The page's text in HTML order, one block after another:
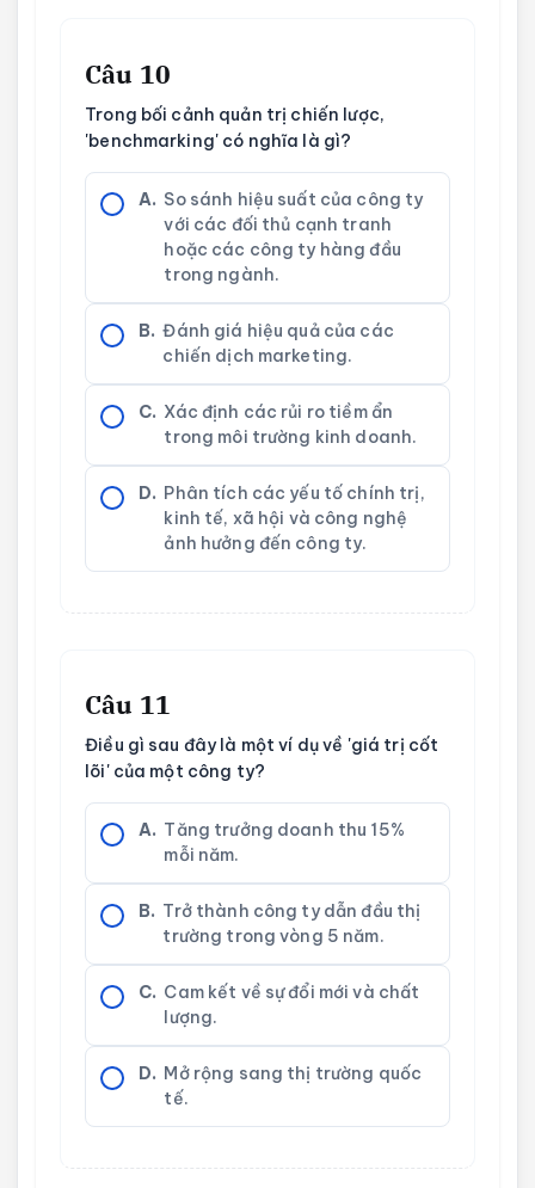
Câu 10
Trong bối cảnh quản trị chiến lược,
'benchmarking' có nghĩa là gì?
A. So sánh hiệu suất của công ty
với các đối thủ cạnh tranh
hoặc các công ty hàng đầu
trong ngành.
B. Đánh giá hiệu quả của các
chiến dịch marketing.
C. Xác định các rủi ro tiềm ẩn
trong môi trường kinh doanh.
D. Phân tích các yếu tố chính trị,
kinh tế, xã hội và công nghệ
ảnh hưởng đến công ty.
Câu 11
Điều gì sau đây là một ví dụ về 'giá trị cốt
lõi' của một công ty?
A. Tăng trưởng doanh thu 15%
mỗi năm.
B. Trở thành công ty dẫn đầu thị
trường trong vòng 5 năm.
C. Cam kết về sự đổi mới và chất
lượng.
D. Mở rộng sang thị trường quốc
tế.